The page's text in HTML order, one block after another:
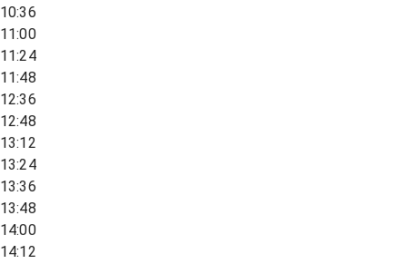
10:36
11:00
11:24
11:48
12:36
12:48
13:12
13:24
13:36
13:48
14:00
14:12